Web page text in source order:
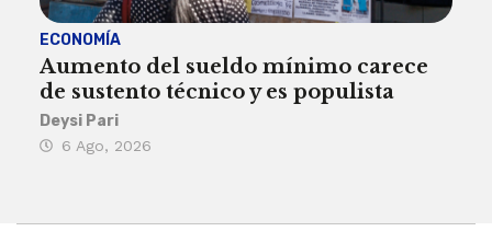
ECONOMÍA
Aumento del sueldo mínimo carece
de sustento técnico y es populista
Deysi Pari
6 Ago, 2026